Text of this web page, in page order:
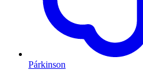
Párkinson